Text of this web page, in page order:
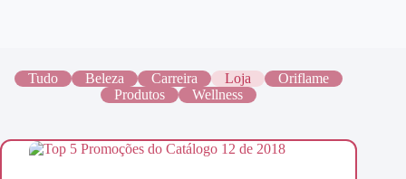
Tudo Beleza Carreira Loja
Oriflame
Produtos
Wellness